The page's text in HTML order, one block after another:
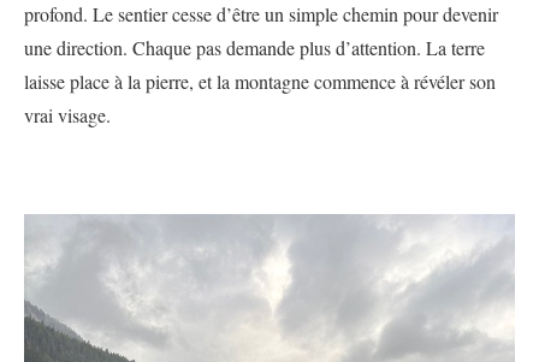
profond. Le sentier cesse d’être un simple chemin pour devenir
une direction. Chaque pas demande plus d’attention. La terre
laisse place à la pierre, et la montagne commence à révéler son
vrai visage.